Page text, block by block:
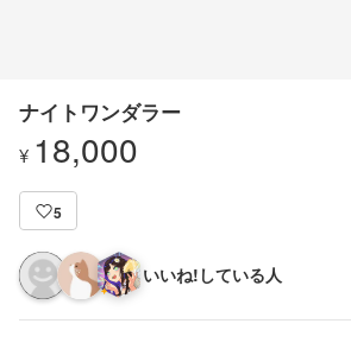
ナイトワンダラー
¥ 18,000
5
いいね!している人